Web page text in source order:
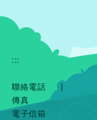
:::
聯絡電話
|
傳真
電子信箱